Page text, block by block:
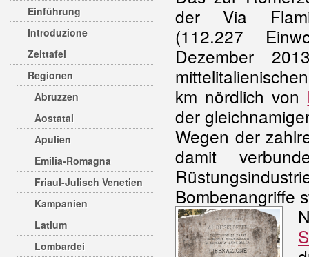
Einführung
Introduzione
Zeittafel
Regionen
Abruzzen
Aostatal
Apulien
Emilia-Romagna
Friaul-Julisch Venetien
Kampanien
Latium
Lombardei
der Via
(112.227
Dezember
km nördlich von
der
Wegen der
damit
Bombenangriffe